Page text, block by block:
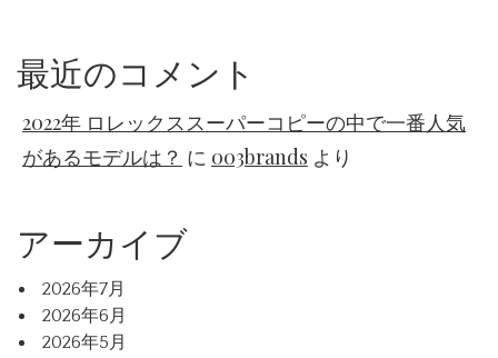
最近のコメント
2022年 ロレックススーパーコピーの中で一番人気
があるモデルは？ に 003brands より
アーカイブ
2026年7月
2026年6月
2026年5月